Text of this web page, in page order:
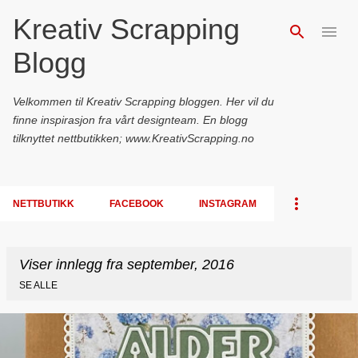
Gå til hovedinnhold
Kreativ Scrapping
Blogg
Velkommen til Kreativ Scrapping bloggen. Her vil du
finne inspirasjon fra vårt designteam. En blogg
tilknyttet nettbutikken; www.KreativScrapping.no
NETTBUTIKK FACEBOOK INSTAGRAM
Viser innlegg fra september, 2016
SE ALLE